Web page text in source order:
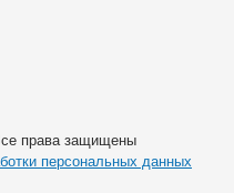
права защищены
персональных данных